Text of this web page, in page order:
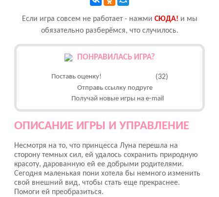
Если игра совсем не работает - нажми CЮДА! и мы
обязательно разберёмся, что случилось.
ПОНРАВИЛАСЬ ИГРА?
Поставь оценку! (32)
Отправь ссылку подруге
Получай новые игры на e-mail
ОПИСАНИЕ ИГРЫ И УПРАВЛЕНИЕ
Несмотря на то, что принцесса Луна перешла на
сторону темных сил, ей удалось сохранить природную
красоту, дарованную ей ее добрыми родителями.
Сегодня маленькая пони хотела бы немного изменить
свой внешний вид, чтобы стать еще прекраснее.
Помоги ей преобразиться.